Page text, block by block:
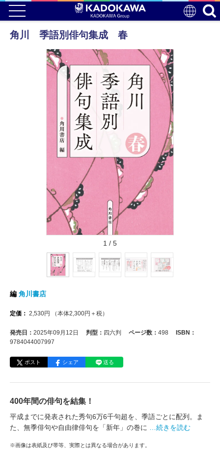
角川 季語別俳句集成 春
1 / 5
編 角川書店
定価： 2,530円 （本体2,300円＋税）
発売日： 2025年09月12日 判型： 四六判 ページ数： 498
ISBN：
9784044007997
ポスト シェア 送る
400年間の俳句を結集！
平成までに発表された秀句6万6千句超を、季語ごとに配列。ま
た、無季俳句や自由律俳句を「新年」の巻に
…続きを読む
※画像は表紙及び帯等、実際とは異なる場合があります。